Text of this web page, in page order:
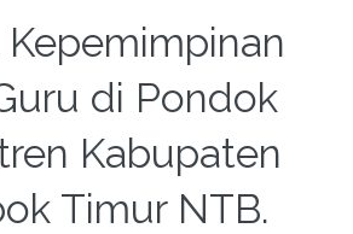
di Pondok
Kabupaten
Timur NTB.